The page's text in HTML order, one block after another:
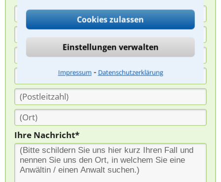
Cookies zulassen
Einstellungen verwalten
Impressum ⁃ Datenschutzerklärung
Ihre Nachricht*